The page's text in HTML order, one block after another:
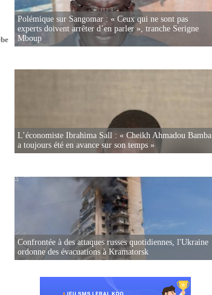
Polémique sur Sangomar : « Ceux qui ne sont pas
experts doivent arrêter d’en parler », tranche Serigne
Mboup
L’économiste Ibrahima Sall : « Cheikh Ahmadou Bamba
a toujours été en avance sur son temps »
Confrontée à des attaques russes quotidiennes, l'Ukraine
ordonne des évacuations à Kramatorsk